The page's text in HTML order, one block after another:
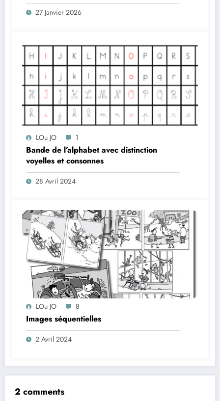
27 Janvier 2026
LOu JO 1
Bande de l’alphabet avec distinction
voyelles et consonnes
28 Avril 2024
LOu JO 8
Images séquentielles
2 Avril 2024
2 comments